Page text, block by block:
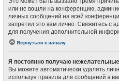
или не вошли на конференцию,
личных сообщений на всей
запретил это вам лично. Свяжитесь с
для получения дополнительной
Вернуться к началу
Я постоянно получаю
Вы можете автоматически удалять
используя правила для сообщений в